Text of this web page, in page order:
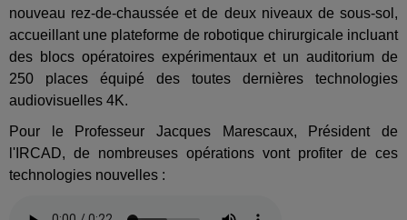
nouveau rez-de-chaussée et de deux niveaux de sous-sol,
accueillant une plateforme de robotique chirurgicale incluant
des blocs opératoires expérimentaux et un auditorium de
250 places équipé des toutes dernières technologies
audiovisuelles 4K.
Pour le Professeur Jacques Marescaux, Président de
l'IRCAD, de nombreuses opérations vont profiter de ces
technologies nouvelles :